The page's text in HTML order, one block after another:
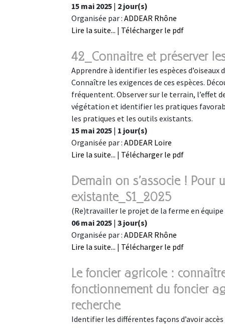
15 mai 2025 | 2 jour(s)
Organisée par : ADDEAR Rhône
Lire la suite... | Télécharger le pdf
42_Connaitre et préserver
Apprendre à identifier les espèces
Connaître les exigences de ces espèces.
fréquentent. Observer sur le terrain, l’effet
végétation et identifier les pratiques
les pratiques et les outils existants.
15 mai 2025 | 1 jour(s)
Organisée par : ADDEAR Loire
Lire la suite... | Télécharger le pdf
Demain on s'associe ! Pour
existante_S1_2025
(Re)travailler le projet de la ferme en
06 mai 2025 | 3 jour(s)
Organisée par : ADDEAR Rhône
Lire la suite... | Télécharger le pdf
Le foncier agricole :
fonctionnement du foncier
recherche
Identifier les différentes façons d’avoir